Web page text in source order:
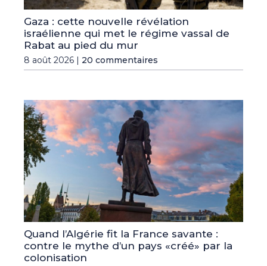
Gaza : cette nouvelle révélation
israélienne qui met le régime vassal de
Rabat au pied du mur
8 août 2026 | 20 commentaires
Quand l’Algérie fit la France savante :
contre le mythe d’un pays «créé» par la
colonisation